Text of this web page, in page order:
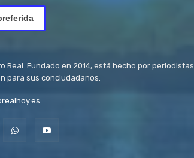
Fundado en 2014, está hecho por periodistas
para sus conciudadanos.